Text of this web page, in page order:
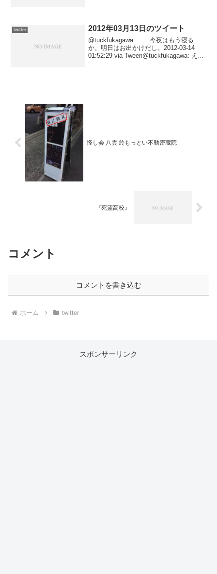
twitter 2012年03月13日のツイート
@tuckfukagawa: ……今夜はもう寝る
か。明日はお出かけだし。2012-03-14
01:52:29 via Tween@tuckfukagawa: えー
怪し会 八雲 於もっとい不動密蔵院
『死霊高校』
コメント
コメントを書き込む
ホーム twitter
スポンサーリンク